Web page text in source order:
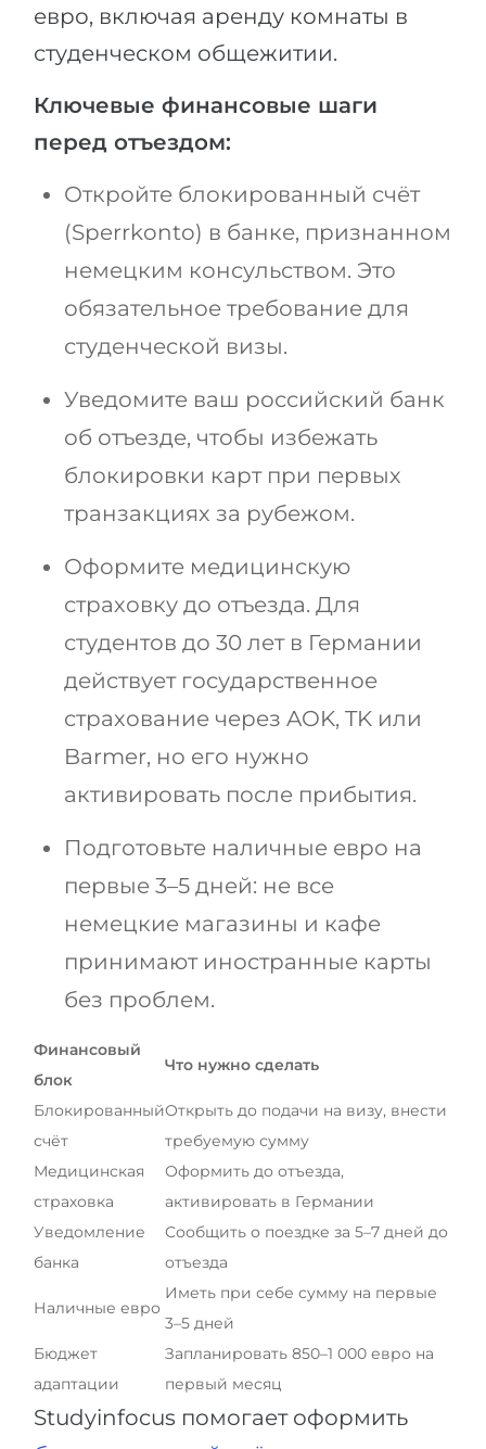
евро, включая аренду комнаты в
студенческом общежитии.
Ключевые финансовые шаги
перед отъездом:
Откройте блокированный счёт
(Sperrkonto) в банке, признанном
немецким консульством. Это
обязательное требование для
студенческой визы.
Уведомите ваш российский банк
об отъезде, чтобы избежать
блокировки карт при первых
транзакциях за рубежом.
Оформите медицинскую
страховку до отъезда. Для
студентов до 30 лет в Германии
действует государственное
страхование через AOK, TK или
Barmer, но его нужно
активировать после прибытия.
Подготовьте наличные евро на
первые 3–5 дней: не все
немецкие магазины и кафе
принимают иностранные карты
без проблем.
Финансовый
блок
Что нужно сделать
Блокированный
счёт
Открыть до подачи на визу, внести
требуемую сумму
Медицинская
страховка
Оформить до отъезда,
активировать в Германии
Уведомление
банка
Сообщить о поездке за 5–7 дней до
отъезда
Наличные евро
Иметь при себе сумму на первые
3–5 дней
Бюджет
адаптации
Запланировать 850–1 000 евро на
первый месяц
Studyinfocus помогает оформить